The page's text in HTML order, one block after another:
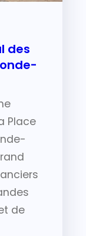
des
Place
de